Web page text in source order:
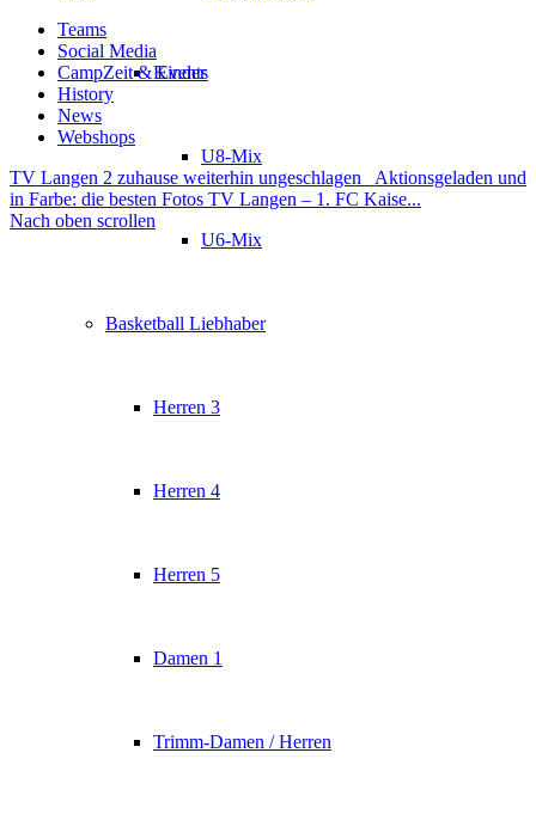
Kinder
U8-Mix
U6-Mix
Basketball Liebhaber
Herren 3
Herren 4
Herren 5
Damen 1
Trimm-Damen / Herren
Teams
Social Media
CampZeit & Events
History
News
Webshops
TV Langen 2 zuhause weiterhin ungeschlagen
Aktionsgeladen und
in Farbe: die besten Fotos TV Langen – 1. FC Kaise...
Nach oben scrollen